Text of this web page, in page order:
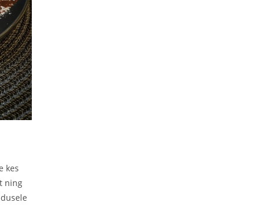
See lapsepõlve lemmik maius on nüüd kohandatud inimestele
kes hoolivad heast maitsest ning samal ajal ka oma tervisest
ning heast vormist. Tänu madalale rasva ja